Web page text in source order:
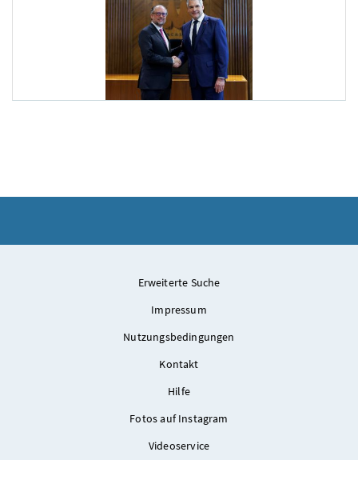
Erweiterte Suche
Impressum
Nutzungsbedingungen
Kontakt
Hilfe
Fotos auf Instagram
Videoservice